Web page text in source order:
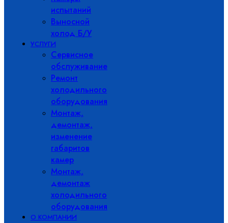
испытаний
Выносной
холод Б/У
УСЛУГИ
Сервисное
обслуживание
Ремонт
холодильного
оборудования
Монтаж,
демонтаж,
изменение
габаритов
камер
Монтаж,
демонтаж
холодильного
оборудования
О КОМПАНИИ